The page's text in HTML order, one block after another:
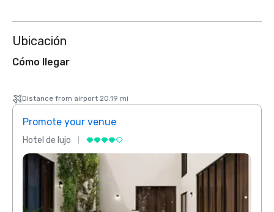
Ubicación
Cómo llegar
Distance from airport 20.19 mi
Promote your venue
Hotel de lujo